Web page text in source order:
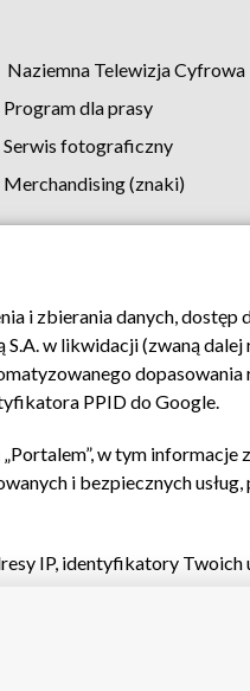
Naziemna Telewizja Cyfrowa
Program dla prasy
Serwis fotograficzny
Merchandising (znaki)
Biuro reklamy Kontakt
i zbierania danych, dostęp
w likwidacji (zwaną dalej
PPID do Google.
w tym
i bezpiecznych
IP, identyfikatory
wyboru podstawowych
treści, pomiaru
bezpieczeństwa,